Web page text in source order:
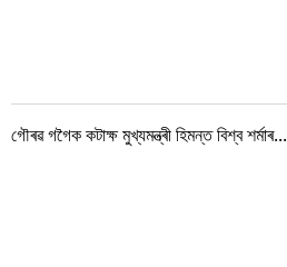
গৌৰৱ গগৈক কটাক্ষ মুখ্যমন্ত্ৰী হিমন্ত বিশ্ব শৰ্মাৰ...